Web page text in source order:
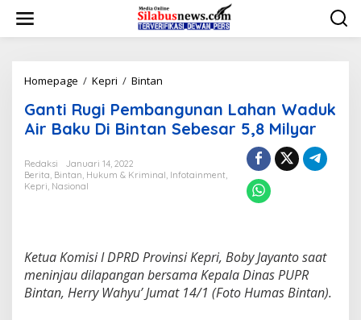
w
Homepage / Kepri / Bintan
n
t
i
g
b
a
n
g
Ganti Rugi Pembangunan Lahan Waduk
Air Baku Di Bintan Sebesar 5,8 Milyar
Redaksi
Januari 14, 2022
Berita, Bintan, Hukum & Kriminal, Infotainment,
Kepri, Nasional
Ketua Komisi I DPRD Provinsi Kepri, Boby Jayanto saat
meninjau dilapangan bersama Kepala Dinas PUPR
Bintan, Herry Wahyu’ Jumat 14/1 (Foto Humas Bintan).